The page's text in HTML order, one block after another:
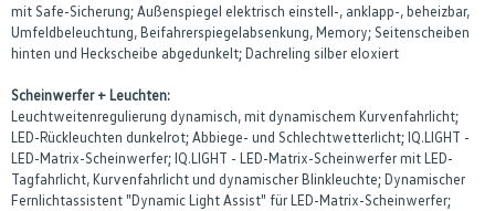
mit Safe-Sicherung; Außenspiegel elektrisch einstell-, anklapp-, beheizbar,
Umfeldbeleuchtung, Beifahrerspiegelabsenkung, Memory; Seitenscheiben
hinten und Heckscheibe abgedunkelt; Dachreling silber eloxiert
Scheinwerfer + Leuchten:
Leuchtweitenregulierung dynamisch, mit dynamischem Kurvenfahrlicht;
LED-Rückleuchten dunkelrot; Abbiege- und Schlechtwetterlicht; IQ.LIGHT -
LED-Matrix-Scheinwerfer; IQ.LIGHT - LED-Matrix-Scheinwerfer mit LED-
Tagfahrlicht, Kurvenfahrlicht und dynamischer Blinkleuchte; Dynamischer
Fernlichtassistent "Dynamic Light Assist" für LED-Matrix-Scheinwerfer;